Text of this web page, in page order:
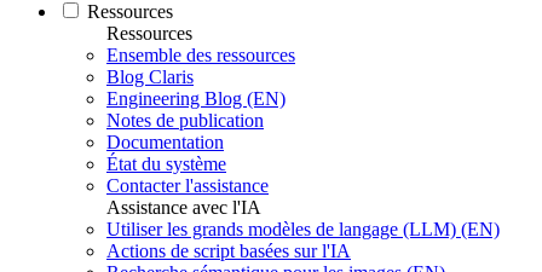
Ressources
Ressources
Ensemble des ressources
Blog Claris
Engineering Blog (EN)
Notes de publication
Documentation
État du système
Contacter l'assistance
Assistance avec l'IA
Utiliser les grands modèles de langage (LLM) (EN)
Actions de script basées sur l'IA